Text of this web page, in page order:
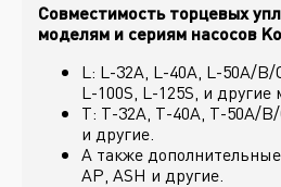
Совместимость торцевых
моделям и сериям насосов
L: L-32A, L-40A, L-50A/B/
L-100S, L-125S, и другие
T: T-32A, T-40A, T-50A/
и другие.
А также
AP, ASH и другие.